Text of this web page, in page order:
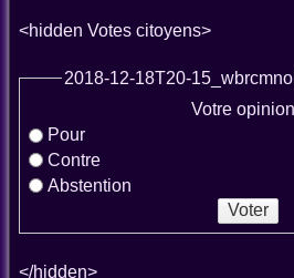
<hidden Votes citoyens>
2018-12-18T20-
Votre
Pour
Contre
Abstention
</hidden>